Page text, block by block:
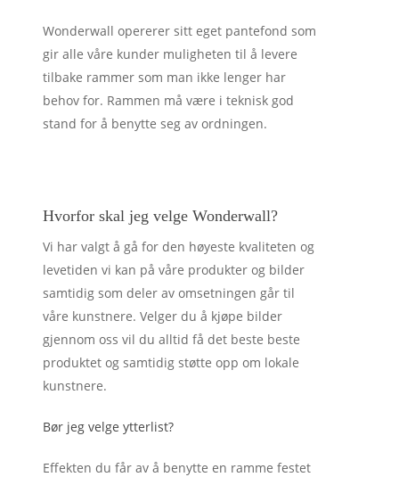
Wonderwall opererer sitt eget pantefond som
gir alle våre kunder muligheten til å levere
tilbake rammer som man ikke lenger har
behov for. Rammen må være i teknisk god
stand for å benytte seg av ordningen.
Hvorfor skal jeg velge Wonderwall?
Vi har valgt å gå for den høyeste kvaliteten og
levetiden vi kan på våre produkter og bilder
samtidig som deler av omsetningen går til
våre kunstnere. Velger du å kjøpe bilder
gjennom oss vil du alltid få det beste beste
produktet og samtidig støtte opp om lokale
kunstnere.
Bør jeg velge ytterlist?
Effekten du får av å benytte en ramme festet